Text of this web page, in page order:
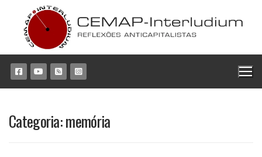
conteúdo
Categoria:memória